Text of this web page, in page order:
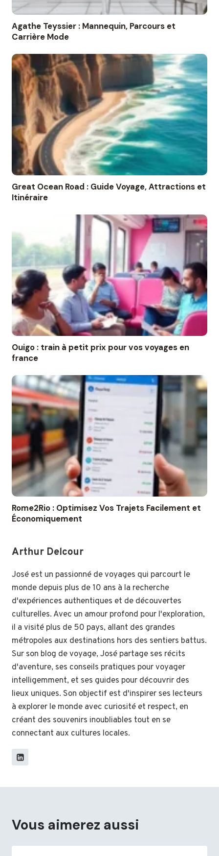
Agathe Teyssier : Mannequin, Parcours et
Carrière Mode
Great Ocean Road : Guide Voyage, Attractions et
Itinéraire
Ouigo : train à petit prix pour vos voyages en
france
Rome2Rio : Optimisez Vos Trajets Facilement et
Économiquement
Arthur Delcour
José est un passionné de voyages qui parcourt le
monde depuis plus de 10 ans à la recherche
d'expériences authentiques et de découvertes
culturelles. Avec un amour profond pour l'exploration,
il a visité plus de 50 pays, allant des grandes
métropoles aux destinations hors des sentiers battus.
Sur son blog de voyage, José partage ses récits
d'aventure, ses conseils pratiques pour voyager
intelligemment, et ses guides pour découvrir des
lieux uniques. Son objectif est d'inspirer ses lecteurs
à explorer le monde avec curiosité et respect, en
créant des souvenirs inoubliables tout en se
connectant aux cultures locales.
Vous aimerez aussi